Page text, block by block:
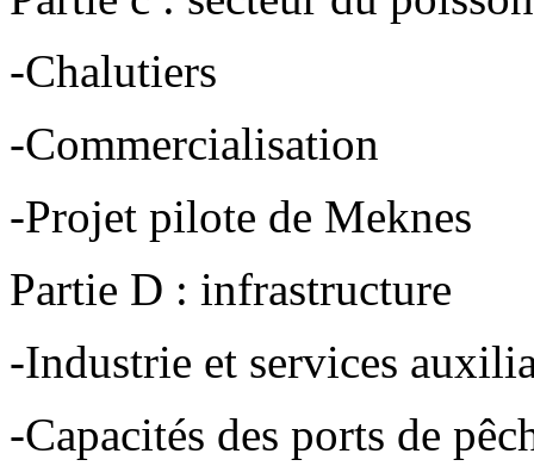
-Chalutiers
-Commercialisation
-Projet pilote de Meknes
Partie D : infrastructure
-Industrie et services
-Capacités des ports de